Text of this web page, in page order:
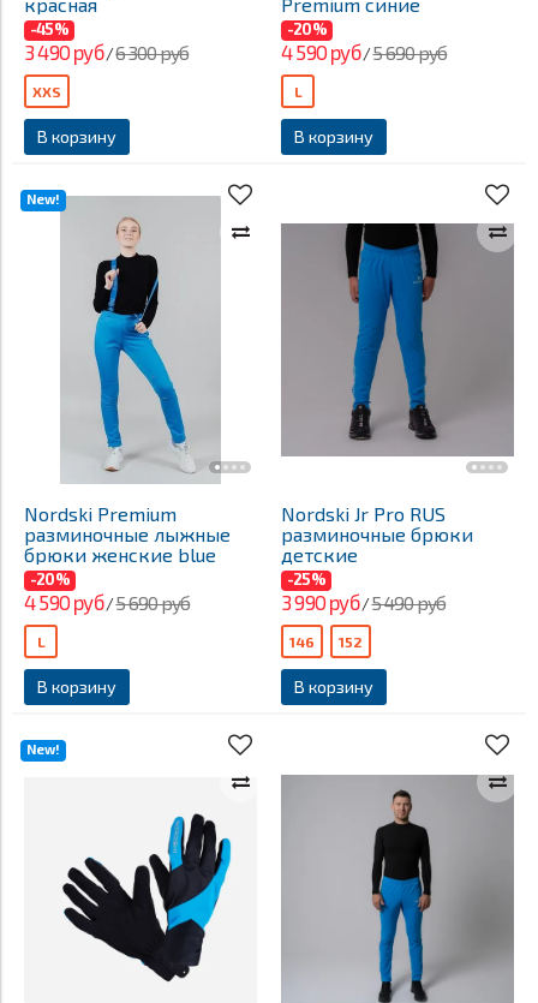
-45%
3 490 руб/6 300 руб
В корзину
XXS
-20%
4 590 руб/5 690 руб
В корзину
L
New!
Nordski Premium
разминочные лыжные
брюки женские blue
-20%
4 590 руб/5 690 руб
В корзину
L
Nordski Jr Pro RUS
разминочные брюки
детские
-25%
3 990 руб/5 490 руб
В корзину
146 152
New!